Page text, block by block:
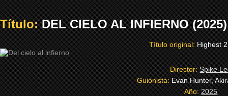
Título:DEL CIELO AL INFIERNO (2025)
Título original:Highest
Director:Spike
Guionista:Evan Hunter,
Año:2025